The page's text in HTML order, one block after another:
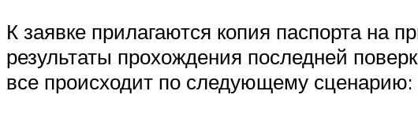
К заявке прилагаются копия паспорта на
результаты прохождения последней
все происходит по следующему сценарию: